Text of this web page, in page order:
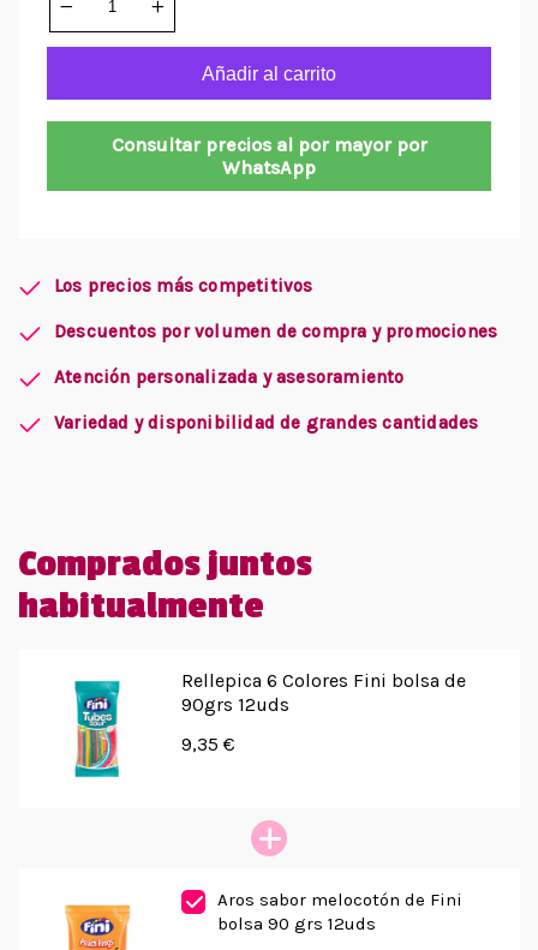
Añadir al carrito
Consultar precios al por mayor por
WhatsApp
Los precios más competitivos
Descuentos por volumen de compra y promociones
Atención personalizada y asesoramiento
Variedad y disponibilidad de grandes cantidades
Comprados juntos
habitualmente
Rellepica 6 Colores Fini bolsa de
90grs 12uds
9,35 €
Aros sabor melocotón de Fini
bolsa 90 grs 12uds